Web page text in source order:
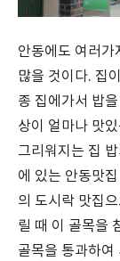
안동에도 여러가
많을 것이다. 집
종 집에가서 밥
상이 얼마나 맛
그리워지는 집
에 있는 안동맛
의 도시락 맛집
릴 때 이 골목을
골목을 통과하여